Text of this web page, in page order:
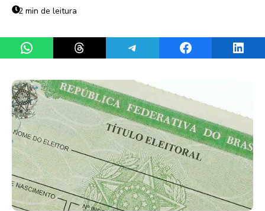
2 min de leitura
Share on WhatsAppShare on ThreadsShare on TelegramShare on Facebook